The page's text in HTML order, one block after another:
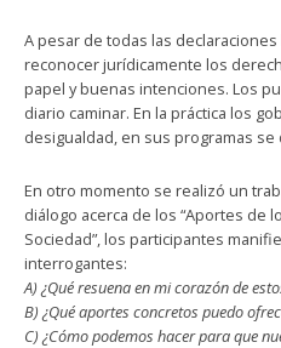
A pesar de todas las
reconocer jurídicamente los
papel y buenas intenciones. Los
diario caminar. En la práctica los
desigualdad, en sus programas se
En otro momento se realizó un
diálogo acerca de los “Aportes de
Sociedad”, los participantes
interrogantes:
A) ¿Qué resuena en mi corazón de
B) ¿Qué aportes concretos puedo
C) ¿Cómo podemos hacer para que